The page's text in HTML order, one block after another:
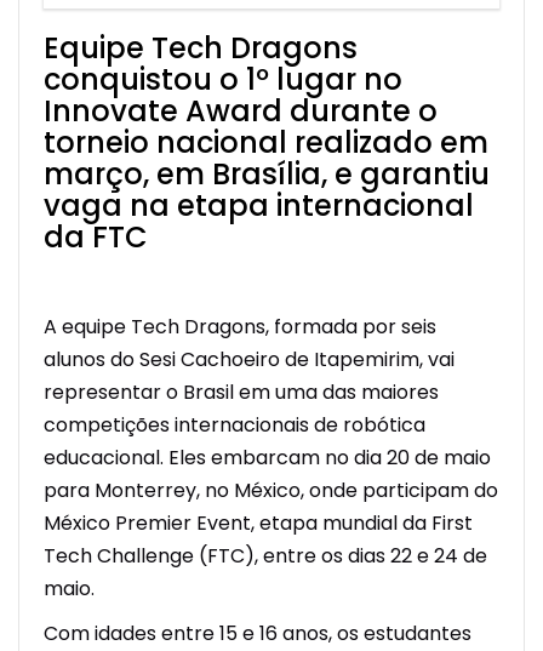
Equipe Tech Dragons
conquistou o 1º lugar no
Innovate Award durante o
torneio nacional realizado em
março, em Brasília, e garantiu
vaga na etapa internacional
da FTC
A equipe Tech Dragons, formada por seis
alunos do Sesi Cachoeiro de Itapemirim, vai
representar o Brasil em uma das maiores
competições internacionais de robótica
educacional. Eles embarcam no dia 20 de maio
para Monterrey, no México, onde participam do
México Premier Event, etapa mundial da First
Tech Challenge (FTC), entre os dias 22 e 24 de
maio.
Com idades entre 15 e 16 anos, os estudantes